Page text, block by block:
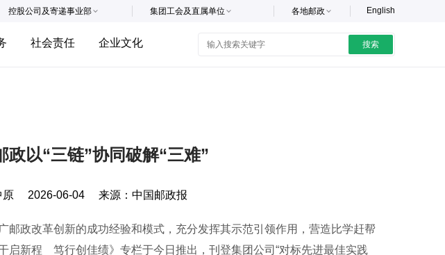
English
各地邮政
集团工会及直属单位
控股公司及寄递事业部
社会责任 企业文化 搜索
政以“三链”协同破解“三难”
原 2026-06-04 来源： 中国邮政报
政改革创新的成功经验和模式，充分发挥其示范引领作用，营造比学赶帮
启新程 笃行创佳绩》专栏于今日推出，刊登集团公司“对标先进最佳实践